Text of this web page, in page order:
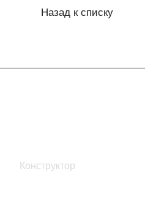
Назад к списку
Конструктор